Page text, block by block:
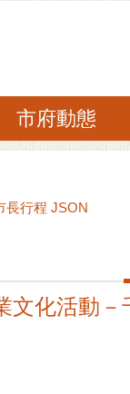
市府動態
長行程 JSON
文化活動－